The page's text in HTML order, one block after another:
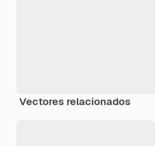
Vectores relacionados